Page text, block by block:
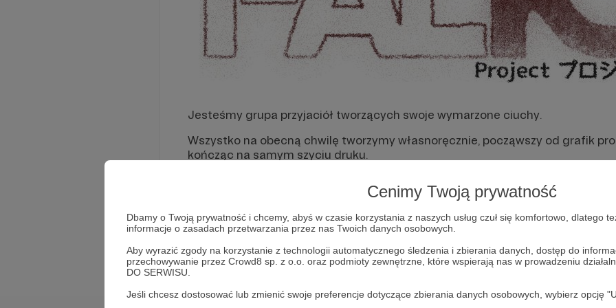
Cenimy Twoją prywatność
Dbamy o Twoją prywatność i chcemy, abyś w czasie korzystania z naszych usług czuł się komfortowo, dlatego
informacje o zasadach przetwarzania przez nas Twoich danych osobowych.
Aby wyrazić zgody na korzystanie z technologii automatycznego śledzenia i zbierania danych, dostęp do
przechowywanie przez Crowd8 sp. z o.o. oraz podmioty zewnętrzne, które wspierają nas w prowadzeniu
DO SERWISU.
Jeśli chcesz dostosować lub zmienić swoje preferencje dotyczące zbierania danych osobowych, wybierz opcję
contact with us
Jesteśmy grupa przyjaciół tworzących swoje wymarzone ciuchy.
Wszystko na obecną chwilę tworzymy własnoręcznie, począwszy od grafik
kończąc na samym szyciu druku.
Na obecny moment skupiamy się głównie na samym tworzeniu ciuchów, ale
procesu powstawania naszej mangi, której pierwsze dwie strony ukażą się w
Tendencja będzię kontynuowana w przyszłych miesiącach tylko, że na większą
Rozwiń opis